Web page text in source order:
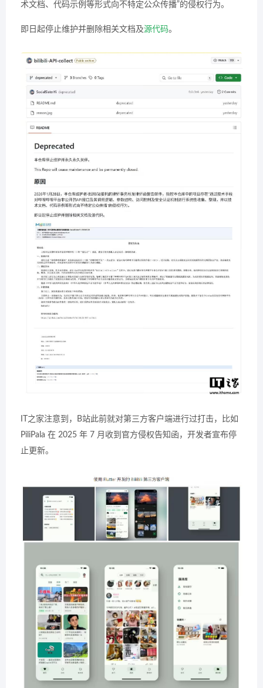
术文档、代码示例等形式向不特定公众传播”的侵权行为。
即日起停止维护并删除相关文档及源代码。
IT之家注意到，B站此前就对第三方客户端进行过打击，比如
PiliPala 在 2025 年 7 月收到官方侵权告知函，开发者宣布停
止更新。